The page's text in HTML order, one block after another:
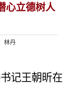
心立德树人
林丹
记王朝昕在